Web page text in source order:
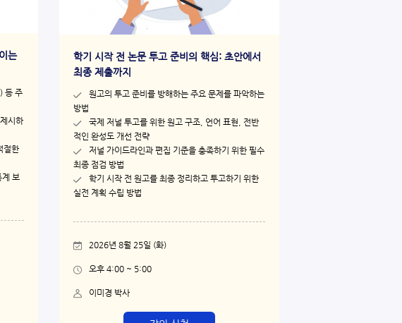
는
등 주
시하
절한
계 보
학기 시작 전 논문 투고 준비의 핵심: 초안에서
최종 제출까지​
원고의 투고 준비를 방해하는 주요 문제를 파악하는
방법​
국제 저널 투고를 위한 원고 구조, 언어 표현, 전반
적인 완성도 개선 전략​
저널 가이드라인과 편집 기준을 충족하기 위한 필수
최종 점검 방법​
학기 시작 전 원고를 최종 정리하고 투고하기 위한
실전 계획 수립 방법
2026년 8월 25일 (화)
오후 4:00 ~ 5:00​
이미경 박사​